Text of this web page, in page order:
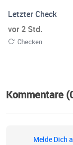
Letzter Check
vor 2 Std.
Checken
Kommentare
Melde Dich